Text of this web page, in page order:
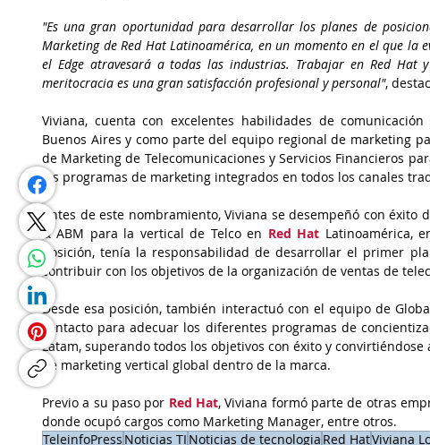
"Es una gran oportunidad para desarrollar los planes de
Marketing de Red Hat Latinoamérica, en un momento en el que la
el Edge atravesará a todas las industrias. Trabajar en Red
meritocracia es una gran satisfacción profesional y personal",
Viviana, cuenta con excelentes habilidades de
Buenos Aires y como parte del equipo regional de marketing
de Marketing de Telecomunicaciones y Servicios Financieros
los programas de marketing integrados en todos los canales
Antes de este nombramiento, Viviana se desempeñó con éxito
& ABM para la vertical de Telco en Red Hat Latinoamérica,
posición, tenía la responsabilidad de desarrollar el primer
contribuir con los objetivos de la organización de ventas de
Desde esa posición, también interactuó con el equipo de
contacto para adecuar los diferentes programas de
Latam, superando todos los objetivos con éxito y
de marketing vertical global dentro de la marca.
Previo a su paso por Red Hat, Viviana formó parte de otras
donde ocupó cargos como Marketing Manager, entre otros.
TeleinfoPress Noticias TI Noticias de tecnologia Red HatViviana